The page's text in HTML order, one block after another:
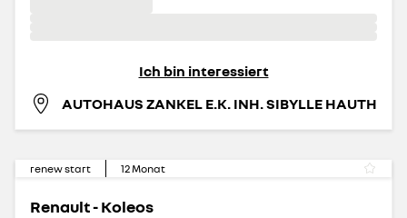
Ich bin interessiert
AUTOHAUS ZANKEL E.K. INH. SIBYLLE HAUTH
renew start 12Monat
Renault - Koleos